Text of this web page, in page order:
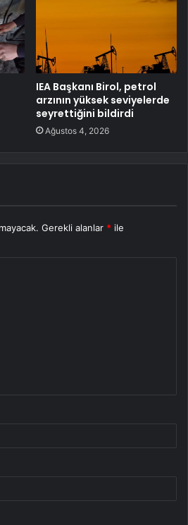
IEA Başkanı Birol, petrol
arzının yüksek seviyelerde
seyrettiğini bildirdi
Ağustos 4, 2026
Gerekli alanlar * ile